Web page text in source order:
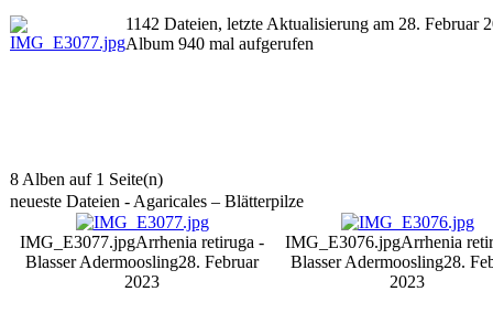
1142 Dateien, letzte Aktualisierung am 28. Februar
Album 940 mal aufgerufen
8 Alben auf 1 Seite(n)
neueste Dateien - Agaricales – Blätterpilze
IMG_E3077.jpgArrhenia retiruga -
Blasser Adermoosling28. Februar
2023
IMG_E3076.jpgArrhenia
Blasser Adermoosling28.
2023